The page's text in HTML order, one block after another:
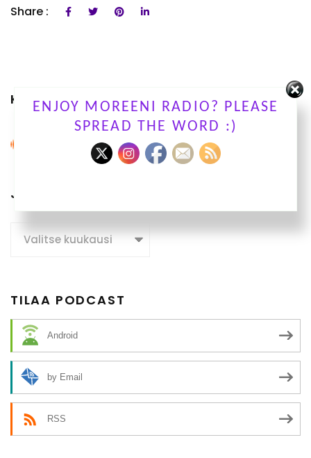
Share :
KUUNTELE OHJELMIAMME
JUTTUARKISTO
Juttuarkisto
TILAA PODCAST
Android
by Email
RSS
ENJOY MOREENI RADIO? PLEASE
SPREAD THE WORD :)